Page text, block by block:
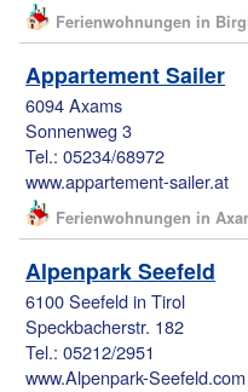
Ferienwohnungen in
Appartement Sailer
6094 Axams
Sonnenweg 3
Tel.: 05234/68972
www.appartement-sailer.at
Ferienwohnungen in
Alpenpark Seefeld
6100 Seefeld in Tirol
Speckbacherstr. 182
Tel.: 05212/2951
www.Alpenpark-Seefeld.com